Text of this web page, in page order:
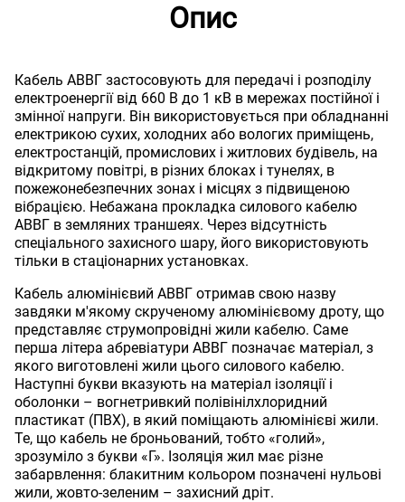
Опис
Кабель АВВГ застосовують для передачі і розподілу
електроенергії від 660 В до 1 кВ в мережах постійної і
змінної напруги. Він використовується при обладнанні
електрикою сухих, холодних або вологих приміщень,
електростанцій, промислових і житлових будівель, на
відкритому повітрі, в різних блоках і тунелях, в
пожежонебезпечних зонах і місцях з підвищеною
вібрацією. Небажана прокладка силового кабелю
АВВГ в земляних траншеях. Через відсутність
спеціального захисного шару, його використовують
тільки в стаціонарних установках.
Кабель алюмінієвий АВВГ отримав свою назву
завдяки м'якому скрученому алюмінієвому дроту, що
представляє струмопровідні жили кабелю. Саме
перша літера абревіатури АВВГ позначає матеріал, з
якого виготовлені жили цього силового кабелю.
Наступні букви вказують на матеріал ізоляції і
оболонки – вогнетривкий полівінілхлоридний
пластикат (ПВХ), в який поміщають алюмінієві жили.
Те, що кабель не броньований, тобто «голий»,
зрозуміло з букви «Г». Ізоляція жил має різне
забарвлення: блакитним кольором позначені нульові
жили, жовто-зеленим – захисний дріт.